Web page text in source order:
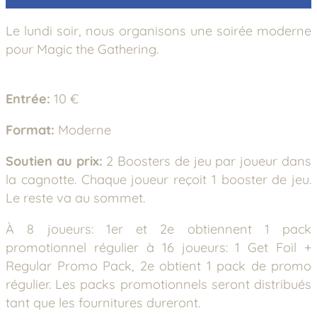
Le lundi soir, nous organisons une soirée moderne
pour Magic the Gathering.
Entrée: 10 €
Format: Moderne
Soutien au prix: 2 Boosters de jeu par joueur dans
la cagnotte. Chaque joueur reçoit 1 booster de jeu.
Le reste va au sommet.
À 8 joueurs: 1er et 2e obtiennent 1 pack
promotionnel régulier à 16 joueurs: 1 Get Foil +
Regular Promo Pack, 2e obtient 1 pack de promo
régulier. Les packs promotionnels seront distribués
tant que les fournitures dureront.